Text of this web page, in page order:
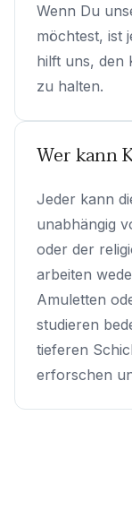
Wenn Du
möchtest, ist
hilft uns, den
zu halten.
Wer kann
Jeder kann
unabhängig
oder der
arbeiten
Amuletten
studieren
tieferen
erforschen